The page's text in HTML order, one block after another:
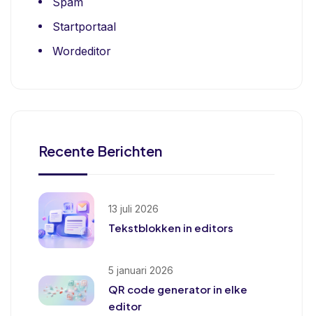
Startportaal
Wordeditor
Recente Berichten
13 juli 2026
Tekstblokken in editors
5 januari 2026
QR code generator in elke
editor